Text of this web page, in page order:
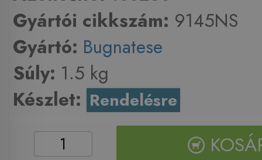
Gyártói cikkszám: 9145NS
Gyártó: Bugnatese
Súly: 1.5 kg
Készlet: Rendelésre